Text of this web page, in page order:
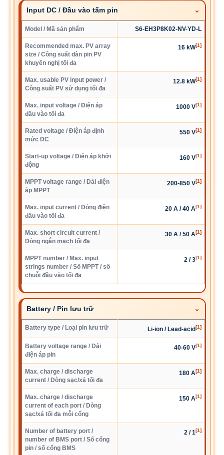
Input DC / Đầu vào tấm pin
Model / Mã sản phẩm S6-EH3P8K02-NV-YD-L
Recommended max. PV array
size / Công suất dàn pin PV
khuyến nghị tối đa
16 kW[1]
Max. usable PV input power /
Công suất PV sử dụng tối đa
12.8 kW[1]
Max. input voltage / Điện áp
đầu vào tối đa
1000 V[1]
Rated voltage / Điện áp định
mức DC
550 V[1]
Start-up voltage / Điện áp khởi
động
160 V[1]
MPPT voltage range / Dải điện
áp MPPT
200-850 V[1]
Max. input current / Dòng điện
đầu vào tối đa
20 A / 40 A[1]
Max. short circuit current /
Dòng ngắn mạch tối đa
30 A / 50 A[1]
MPPT number / Max. input
strings number / Số MPPT / số
chuỗi đầu vào tối đa
2 / 3[1]
Battery / Pin lưu trữ
Battery type / Loại pin lưu trữ Li-ion / Lead-acid[1]
Battery voltage range / Dải
điện áp pin
40-60 V[1]
Max. charge / discharge
current / Dòng sạc/xả tối đa
180 A[1]
Max. charge / discharge
current of each port / Dòng
sạc/xả tối đa mỗi cổng
150 A[1]
Number of battery port /
number of BMS port / Số cổng
pin / số cổng BMS
2 / 1[1]